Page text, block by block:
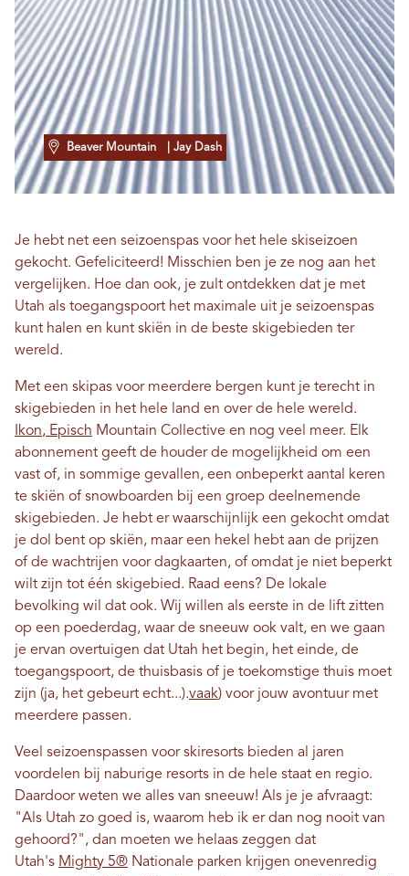
Beaver Mountain | Jay Dash
Je hebt net een seizoenspas voor het hele skiseizoen
gekocht. Gefeliciteerd! Misschien ben je ze nog aan het
vergelijken. Hoe dan ook, je zult ontdekken dat je met
Utah als toegangspoort het maximale uit je seizoenspas
kunt halen en kunt skiën in de beste skigebieden ter
wereld.
Met een skipas voor meerdere bergen kunt je terecht in
skigebieden in het hele land en over de hele wereld.
Ikon, Episch Mountain Collective en nog veel meer. Elk
abonnement geeft de houder de mogelijkheid om een ​​
vast of, in sommige gevallen, een onbeperkt aantal keren
te skiën of snowboarden bij een groep deelnemende
skigebieden. Je hebt er waarschijnlijk een gekocht omdat
je dol bent op skiën, maar een hekel hebt aan de prijzen
of de wachtrijen voor dagkaarten, of omdat je niet beperkt
wilt zijn tot één skigebied. Raad eens? De lokale
bevolking wil dat ook. Wij willen als eerste in de lift zitten
op een poederdag, waar de sneeuw ook valt, en we gaan
je ervan overtuigen dat Utah het begin, het einde, de
toegangspoort, de thuisbasis of je toekomstige thuis moet
zijn (ja, het gebeurt echt...).vaak) voor jouw avontuur met
meerdere passen.
Veel seizoenspassen voor skiresorts bieden al jaren
voordelen bij naburige resorts in de hele staat en regio.
Daardoor weten we alles van sneeuw! Als je je afvraagt:
"Als Utah zo goed is, waarom heb ik er dan nog nooit van
gehoord?", dan moeten we helaas zeggen dat
Utah's Mighty 5® Nationale parken krijgen onevenredig